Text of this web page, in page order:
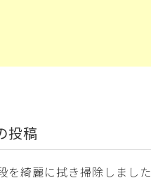
投稿
を綺麗に拭き掃除しました